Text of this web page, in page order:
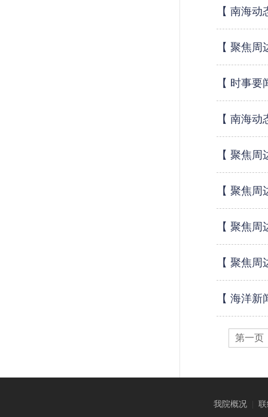
【 南海
【 聚焦
【 时事
【 南海
【 聚焦
【 聚焦
【 聚焦
【 聚焦
【 海洋
第一页
我院概况